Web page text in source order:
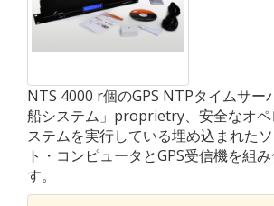
NTS 4000 r個のGPS NTPタイムサー
船システム」proprietry、安全なオペ
ステムを実行している埋め込まれた
ト・コンピュータとGPS受信機を組
す。